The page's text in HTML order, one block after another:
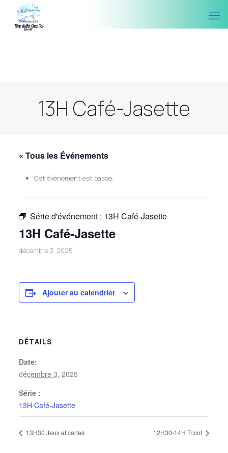
13H Café-Jasette
« Tous les Événements
Cet événement est passé.
Série d'événement : 13H Café-Jasette
13H Café-Jasette
décembre 3, 2025
Ajouter au calendrier
DÉTAILS
Date:
décembre 3, 2025
Série :
13H Café-Jasette
13H30 Jeux et cartes 12H30-14H Tricot